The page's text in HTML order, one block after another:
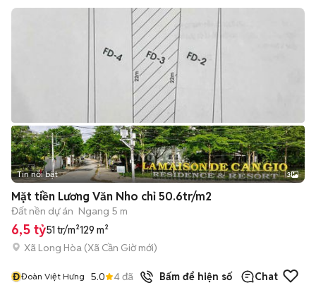
Tin nổi bật 3
Mặt tiền Lương Văn Nho chỉ 50.6tr/m2
Đất nền dự án Ngang 5 m
6,5 tỷ51 tr/m²129 m²
Xã Long Hòa (Xã Cần Giờmới)
ĐĐoàn Việt Hưng 5.0 4đã bán Bấm để hiện số Chat